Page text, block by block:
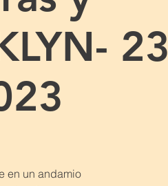
23
en un andamio